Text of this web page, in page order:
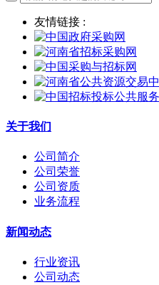
友情链接 :
关于我们
公司简介
公司荣誉
公司资质
业务流程
新闻动态
行业资讯
公司动态